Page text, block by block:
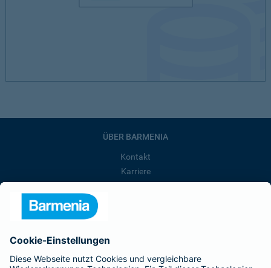
ÜBER BARMENIA
Kontakt
Karriere
Barmenia ist Teil der BarmeniaGothaer